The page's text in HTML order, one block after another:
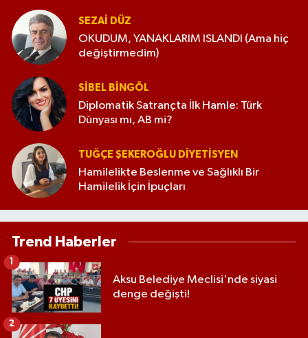
SEZAI DÜZ
OKUDUM, YANAKLARIM ISLANDI (Ama hiç
değiştirmedim)
SIBEL BINGÖL
Diplomatik Satrançta İlk Hamle: Türk
Dünyası mı, AB mi?
TUĞÇE ŞEKEROĞLU DIYETISYEN
Hamilelikte Beslenme ve Sağlıklı Bir
Hamilelik İçin İpuçları
Trend Haberler
Aksu Belediye Meclisi'nde siyasi
denge değişti!
1
2